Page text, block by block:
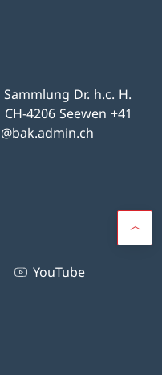
Dr. h.c. H.
4206 Seewen +41
YouTube